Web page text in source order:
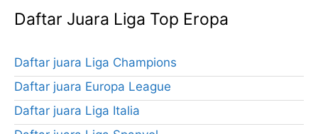
Daftar Juara Liga Top Eropa
Daftar juara Liga Champions
Daftar juara Europa League
Daftar juara Liga Italia